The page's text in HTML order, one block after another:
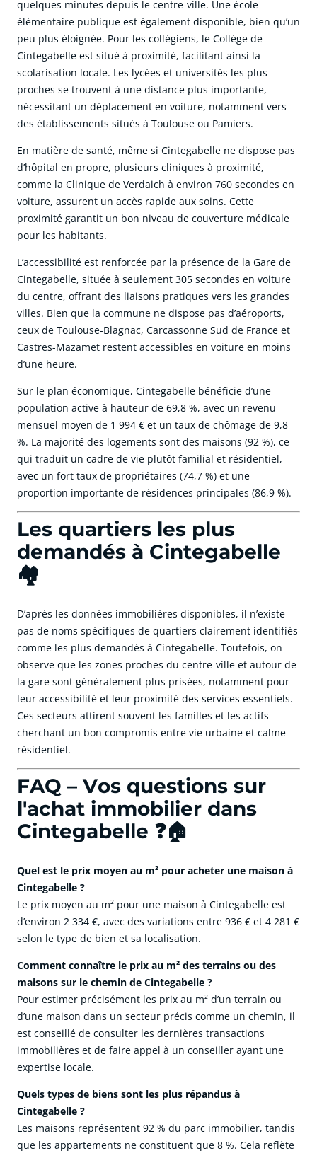
quelques minutes depuis le centre-ville. Une école
élémentaire publique est également disponible, bien qu’un
peu plus éloignée. Pour les collégiens, le Collège de
Cintegabelle est situé à proximité, facilitant ainsi la
scolarisation locale. Les lycées et universités les plus
proches se trouvent à une distance plus importante,
nécessitant un déplacement en voiture, notamment vers
des établissements situés à Toulouse ou Pamiers.
En matière de santé, même si Cintegabelle ne dispose pas
d’hôpital en propre, plusieurs cliniques à proximité,
comme la Clinique de Verdaich à environ 760 secondes en
voiture, assurent un accès rapide aux soins. Cette
proximité garantit un bon niveau de couverture médicale
pour les habitants.
L’accessibilité est renforcée par la présence de la Gare de
Cintegabelle, située à seulement 305 secondes en voiture
du centre, offrant des liaisons pratiques vers les grandes
villes. Bien que la commune ne dispose pas d’aéroports,
ceux de Toulouse-Blagnac, Carcassonne Sud de France et
Castres-Mazamet restent accessibles en voiture en moins
d’une heure.
Sur le plan économique, Cintegabelle bénéficie d’une
population active à hauteur de 69,8 %, avec un revenu
mensuel moyen de 1 994 € et un taux de chômage de 9,8
%. La majorité des logements sont des maisons (92 %), ce
qui traduit un cadre de vie plutôt familial et résidentiel,
avec un fort taux de propriétaires (74,7 %) et une
proportion importante de résidences principales (86,9 %).
Les quartiers les plus
demandés à Cintegabelle
🏘️
D’après les données immobilières disponibles, il n’existe
pas de noms spécifiques de quartiers clairement identifiés
comme les plus demandés à Cintegabelle. Toutefois, on
observe que les zones proches du centre-ville et autour de
la gare sont généralement plus prisées, notamment pour
leur accessibilité et leur proximité des services essentiels.
Ces secteurs attirent souvent les familles et les actifs
cherchant un bon compromis entre vie urbaine et calme
résidentiel.
FAQ – Vos questions sur
l'achat immobilier dans
Cintegabelle ❓🏠
Quel est le prix moyen au m² pour acheter une maison à
Cintegabelle ?
Le prix moyen au m² pour une maison à Cintegabelle est
d’environ 2 334 €, avec des variations entre 936 € et 4 281 €
selon le type de bien et sa localisation.
Comment connaître le prix au m² des terrains ou des
maisons sur le chemin de Cintegabelle ?
Pour estimer précisément les prix au m² d’un terrain ou
d’une maison dans un secteur précis comme un chemin, il
est conseillé de consulter les dernières transactions
immobilières et de faire appel à un conseiller ayant une
expertise locale.
Quels types de biens sont les plus répandus à
Cintegabelle ?
Les maisons représentent 92 % du parc immobilier, tandis
que les appartements ne constituent que 8 %. Cela reflète